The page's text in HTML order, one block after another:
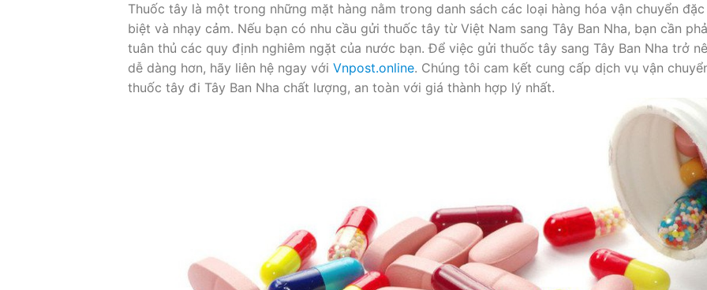
Thuốc tây là một trong những mặt hàng nằm trong danh sách các loại hàng hóa vận chuyển đặc
biệt và nhạy cảm. Nếu bạn có nhu cầu gửi thuốc tây từ Việt Nam sang Tây Ban Nha, bạn cần
tuân thủ các quy định nghiêm ngặt của nước bạn. Để việc gửi thuốc tây sang Tây Ban Nha trở
dễ dàng hơn, hãy liên hệ ngay với Vnpost.online. Chúng tôi cam kết cung cấp dịch vụ vận
thuốc tây đi Tây Ban Nha chất lượng, an toàn với giá thành hợp lý nhất.